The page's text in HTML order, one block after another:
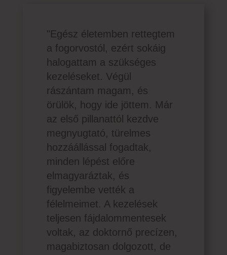
"Egész életemben rettegtem
a fogorvostól, ezért sokáig
halogattam a szükséges
kezeléseket. Végül
rászántam magam, és
örülök, hogy ide jöttem. Már
az első pillanattól kezdve
megnyugtató, türelmes
hozzáállással fogadtak,
minden lépést előre
elmagyaráztak, és
figyelembe vették a
félelmeimet. A kezelések
teljesen fájdalommentesek
voltak, az doktornő precízen,
magabiztosan dolgozott, de